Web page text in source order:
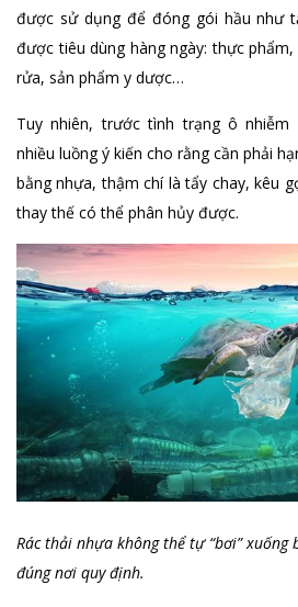
được sử dụng để đóng gói hầu như
được tiêu dùng hàng ngày: thực
rửa, sản phẩm y dược…
Tuy nhiên, trước tình trạng ô nhiễm
nhiều luồng ý kiến cho rằng cần phải
bằng nhựa, thậm chí là tẩy chay, kêu
thay thế có thể phân hủy được.
Rác thải nhựa không thể tự “bơi”
đúng nơi quy định.